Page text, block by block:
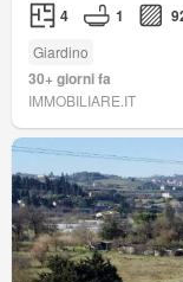
4 1
Giardino
30+ giorni fa
IMMOBILIARE.IT